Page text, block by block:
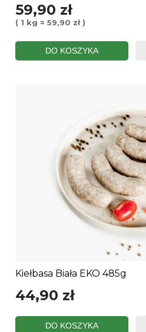
59,90 zł
( 1 kg = 59,90 zł )
DO KOSZYKA
Kiełbasa Biała EKO 485g
44,90 zł
DO KOSZYKA